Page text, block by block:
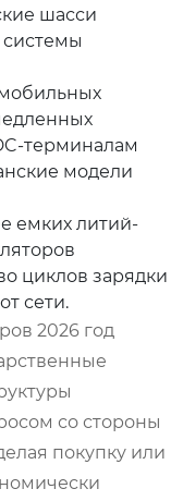
шасси
терминалам
модели
емких литий-
циклов зарядки
сети.
2026 год
со стороны
покупку или